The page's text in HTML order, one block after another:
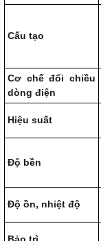
Cấu tạo
Cơ chế đổi chiều
dòng điện
Hiệu suất
Độ bền
Độ ồn, nhiệt độ
Bảo trì